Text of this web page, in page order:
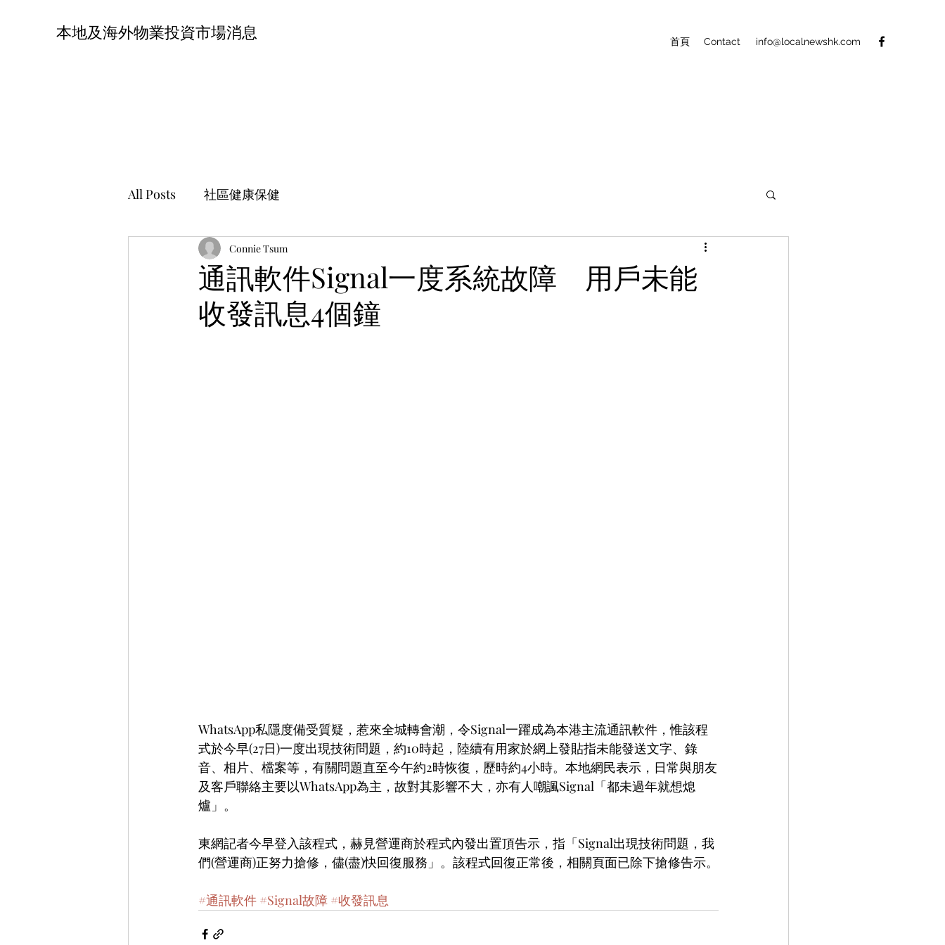
本地及海外物業投資市場消息 首頁 Contact info@localnewshk.com
All Posts 社區健康保健
通訊軟件Signal一度系統故障 用戶未能
收發訊息4個鐘
Connie Tsum
WhatsApp私隱度備受質疑，惹來全城轉會潮，令Signal一躍成為本港主流通訊軟件，惟該程
式於今早(27日)一度出現技術問題，約10時起，陸續有用家於網上發貼指未能發送文字、錄
音、相片、檔案等，有關問題直至今午約2時恢復，歷時約4小時。本地網民表示，日常與朋友
及客戶聯絡主要以WhatsApp為主，故對其影響不大，亦有人嘲諷Signal「都未過年就想熄
爐」。
東網記者今早登入該程式，赫見營運商於程式內發出置頂告示，指「Signal出現技術問題，我
們(營運商)正努力搶修，儘(盡)快回復服務」。該程式回復正常後，相關頁面已除下搶修告示。
#通訊軟件 #Signal故障 #收發訊息